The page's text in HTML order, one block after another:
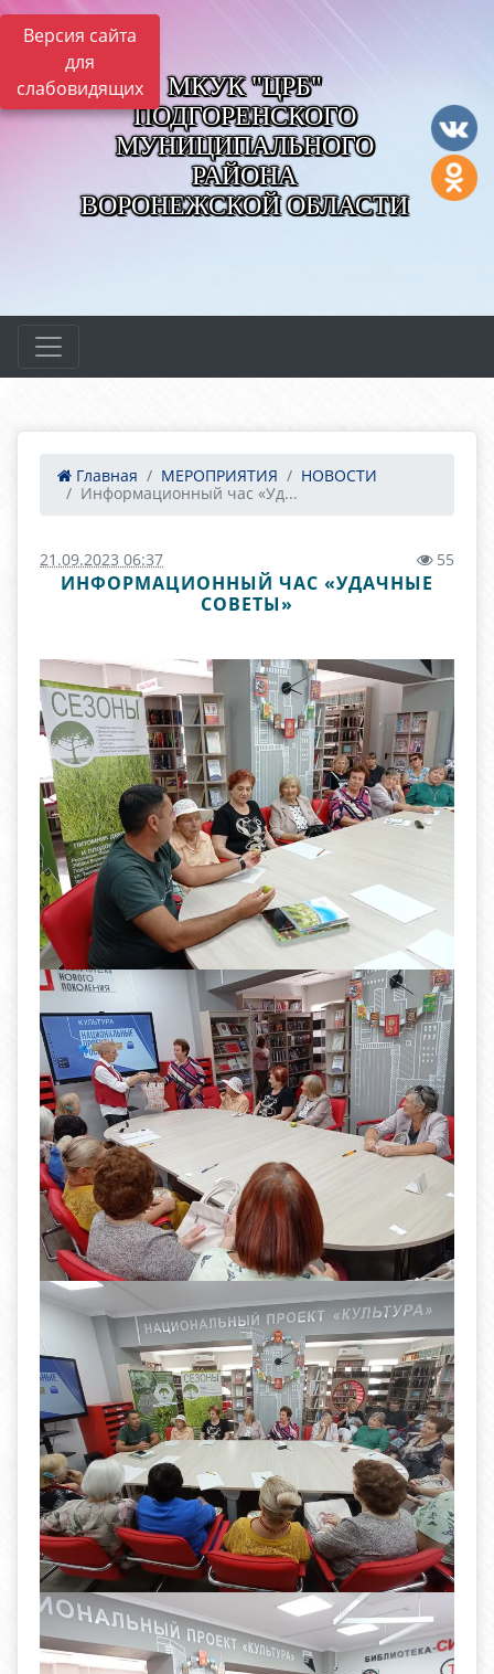
Версия сайта
для
слабовидящих
МКУК "ЦРБ"
ПОДГОРЕНСКОГО
МУНИЦИПАЛЬНОГО
РАЙОНА
ВОРОНЕЖСКОЙ ОБЛАСТИ
Главная МЕРОПРИЯТИЯ
НОВОСТИ
Информационный час «Уд...
21.09.2023 06:37 55
ИНФОРМАЦИОННЫЙ ЧАС «УДАЧНЫЕ
СОВЕТЫ»